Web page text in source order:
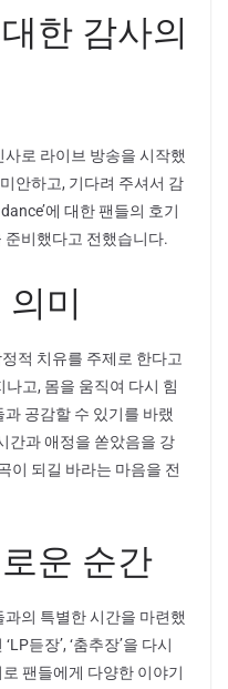
한 감사의
로 라이브 방송을 시작했
안하고, 기다려 주셔서 감
에 대한 팬들의 호기
준비했다고 전했습니다.
의미
정적 치유를 주제로 한다고
고, 몸을 움직여 다시 힘
공감할 수 있기를 바랬
간과 애정을 쏟았음을 강
이 되길 바라는 마음을 전
운 순간
의 특별한 시간을 마련했
듣장’, ‘춤추장’을 다시
로 팬들에게 다양한 이야기